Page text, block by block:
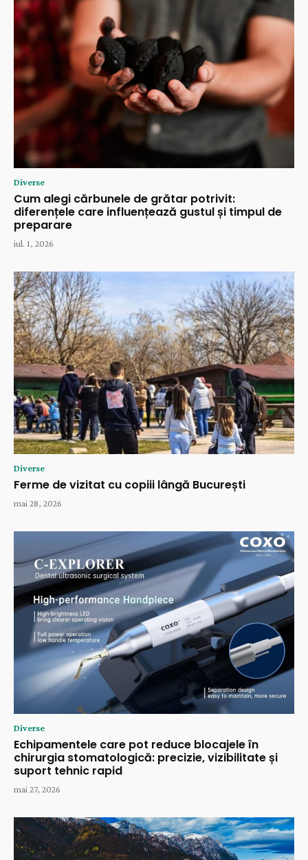
Diverse
Cum alegi cărbunele de grătar potrivit:
diferențele care influențează gustul și timpul de
preparare
iul. 1, 2026
Diverse
Ferme de vizitat cu copiii lângă București
mai 28, 2026
Diverse
Echipamentele care pot reduce blocajele în
chirurgia stomatologică: precizie, vizibilitate și
suport tehnic rapid
mai 27, 2026